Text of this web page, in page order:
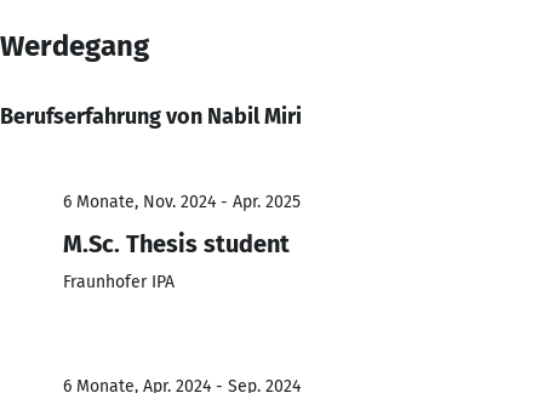
Werdegang
Berufserfahrung von Nabil Miri
6 Monate, Nov. 2024 - Apr. 2025
M.Sc. Thesis student
Fraunhofer IPA
6 Monate, Apr. 2024 - Sep. 2024